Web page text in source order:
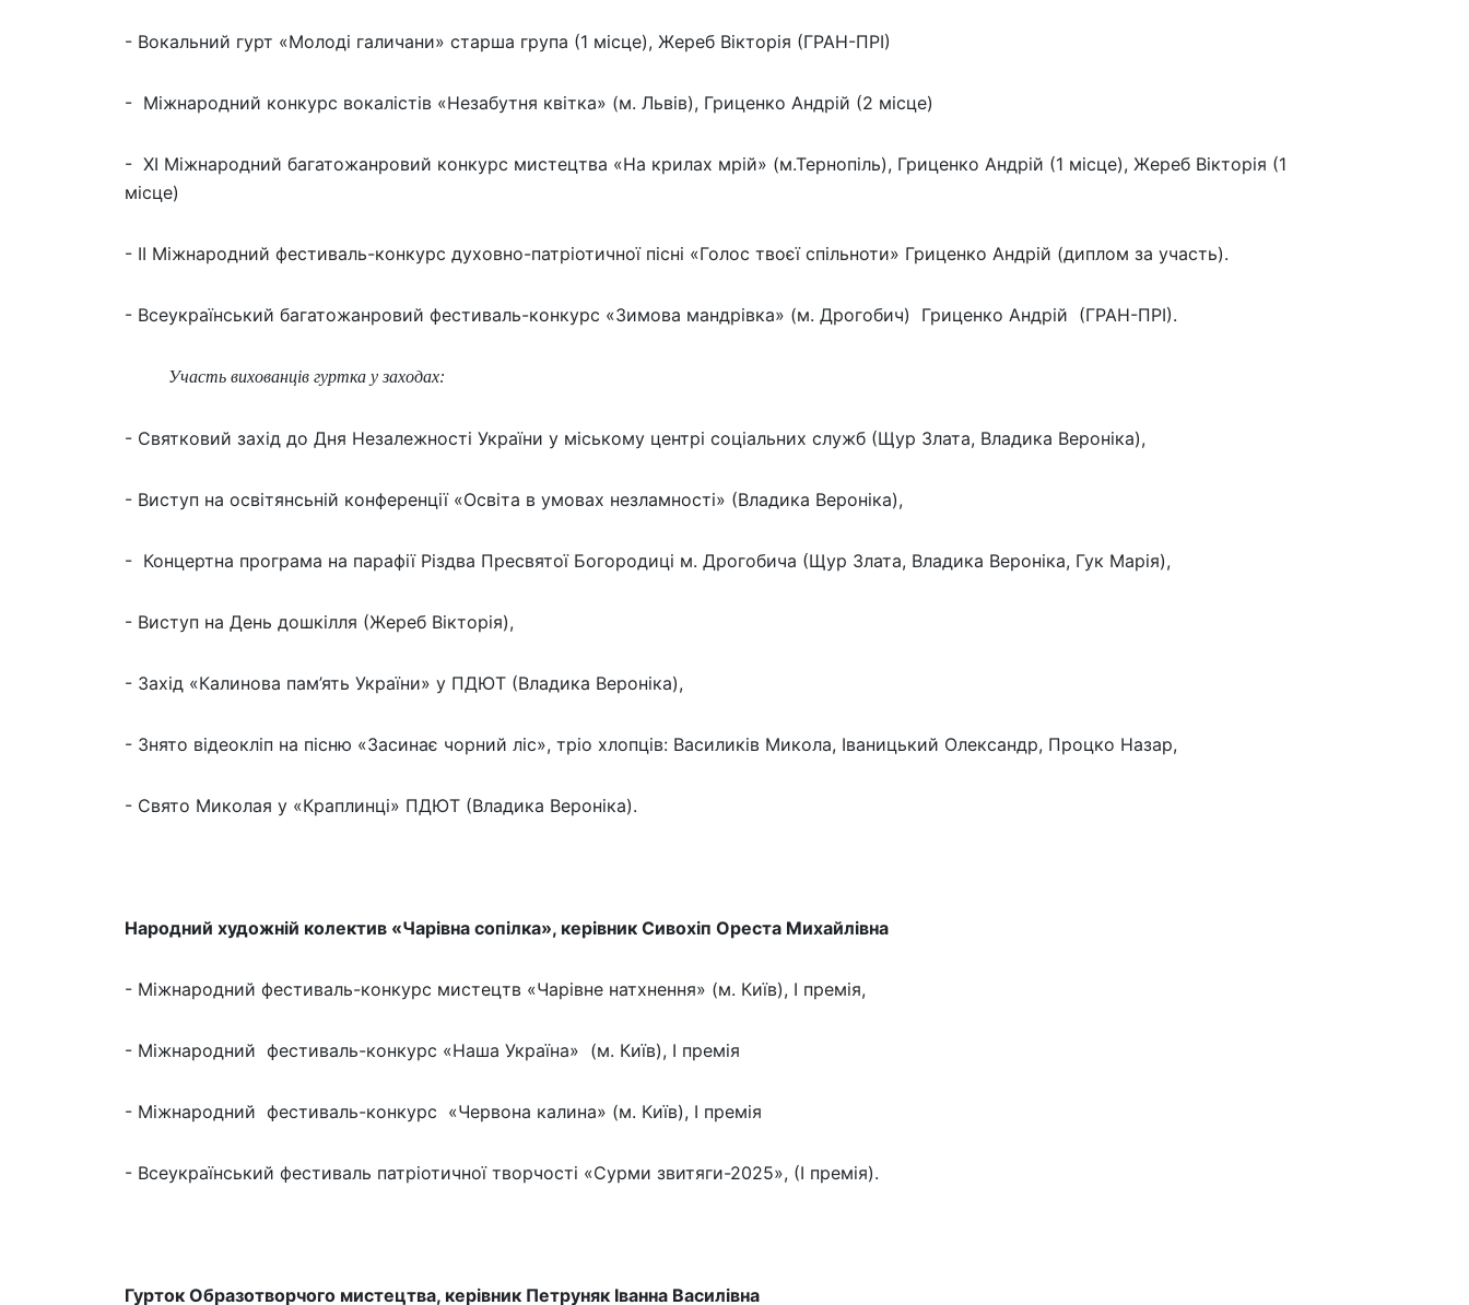
- Вокальний гурт «Молоді галичани» старша група (1 місце), Жереб Вікторія (ГРАН-ПРІ)
- Міжнародний конкурс вокалістів «Незабутня квітка» (м. Львів), Гриценко Андрій (2 місце)
- ХІ Міжнародний багатожанровий конкурс мистецтва «На крилах мрій» (м.Тернопіль), Гриценко Андрій (1 місце), Жереб Вікторія (1
місце)
- ІІ Міжнародний фестиваль-конкурс духовно-патріотичної пісні «Голос твоєї спільноти» Гриценко Андрій (диплом за участь).
- Всеукраїнський багатожанровий фестиваль-конкурс «Зимова мандрівка» (м. Дрогобич) Гриценко Андрій (ГРАН-ПРІ).
Участь вихованців гуртка у заходах:
- Святковий захід до Дня Незалежності України у міському центрі соціальних служб (Щур Злата, Владика Вероніка),
- Виступ на освітянсьній конференції «Освіта в умовах незламності» (Владика Вероніка),
- Концертна програма на парафії Різдва Пресвятої Богородиці м. Дрогобича (Щур Злата, Владика Вероніка, Гук Марія),
- Виступ на День дошкілля (Жереб Вікторія),
- Захід «Калинова пам’ять України» у ПДЮТ (Владика Вероніка),
- Знято відеокліп на пісню «Засинає чорний ліс», тріо хлопців: Василиків Микола, Іваницький Олександр, Процко Назар,
- Свято Миколая у «Краплинці» ПДЮТ (Владика Вероніка).
Народний художній колектив «Чарівна сопілка», керівник Сивохіп Ореста Михайлівна
- Міжнародний фестиваль-конкурс мистецтв «Чарівне натхнення» (м. Київ), І премія,
- Міжнародний фестиваль-конкурс «Наша Україна» (м. Київ), І премія
- Міжнародний фестиваль-конкурс «Червона калина» (м. Київ), І премія
- Всеукраїнський фестиваль патріотичної творчості «Сурми звитяги-2025», (І премія).
Гурток Образотворчого мистецтва, керівник Петруняк Іванна Василівна